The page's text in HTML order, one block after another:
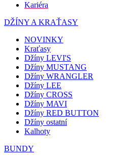
Kariéra
DŽÍNY A KRAŤASY
NOVINKY
Kraťasy
Džíny LEVI'S
Džíny MUSTANG
Džíny WRANGLER
Džíny LEE
Džíny CROSS
Džíny MAVI
Džíny RED BUTTON
Džíny ostatní
Kalhoty
BUNDY